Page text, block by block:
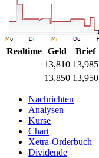
Realtime Geld Brief
13,810 13,985
13,850 13,950
Nachrichten
Analysen
Kurse
Chart
Xetra-Orderbuch
Dividende